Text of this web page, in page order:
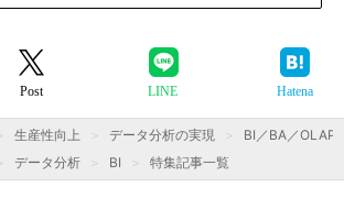
Post LINE Hatena
生産性向上 データ分析の実現
BI／BA／OLAP
データ分析 BI 特集記事一覧